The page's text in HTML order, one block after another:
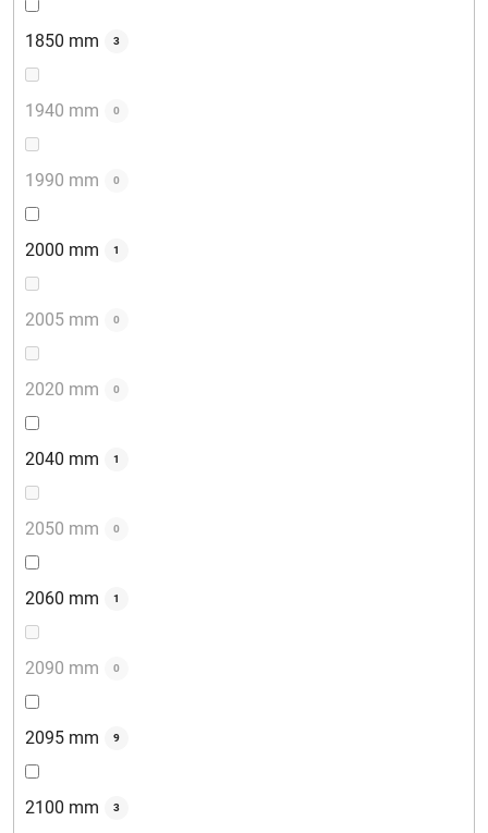
1850 mm 3
1940 mm 0
1990 mm 0
2000 mm 1
2005 mm 0
2020 mm 0
2040 mm 1
2050 mm 0
2060 mm 1
2090 mm 0
2095 mm 9
2100 mm 3